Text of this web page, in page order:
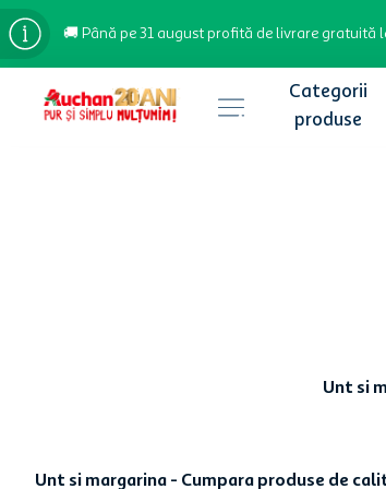
🚚 Până pe 31 august profită de livrare gratuită
Unt si
Unt si margarina - Cumpara produse de